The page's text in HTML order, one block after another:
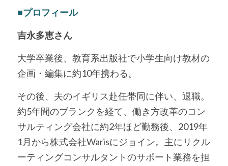
■プロフィール
吉永多恵さん
大学卒業後、教育系出版社で小学生向け教材の
企画・編集に約10年携わる。
その後、夫のイギリス赴任帯同に伴い、退職。
約5年間のブランクを経て、働き方改革のコン
サルティング会社に約2年ほど勤務後、2019年
1月から株式会社Warisにジョイン。主にリクル
ーティングコンサルタントのサポート業務を担